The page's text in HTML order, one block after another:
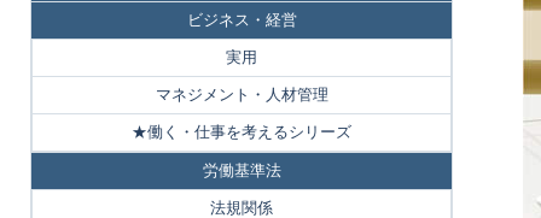
ビジネス・経営
実用
マネジメント・人材管理
★働く・仕事を考えるシリーズ
労働基準法
法規関係